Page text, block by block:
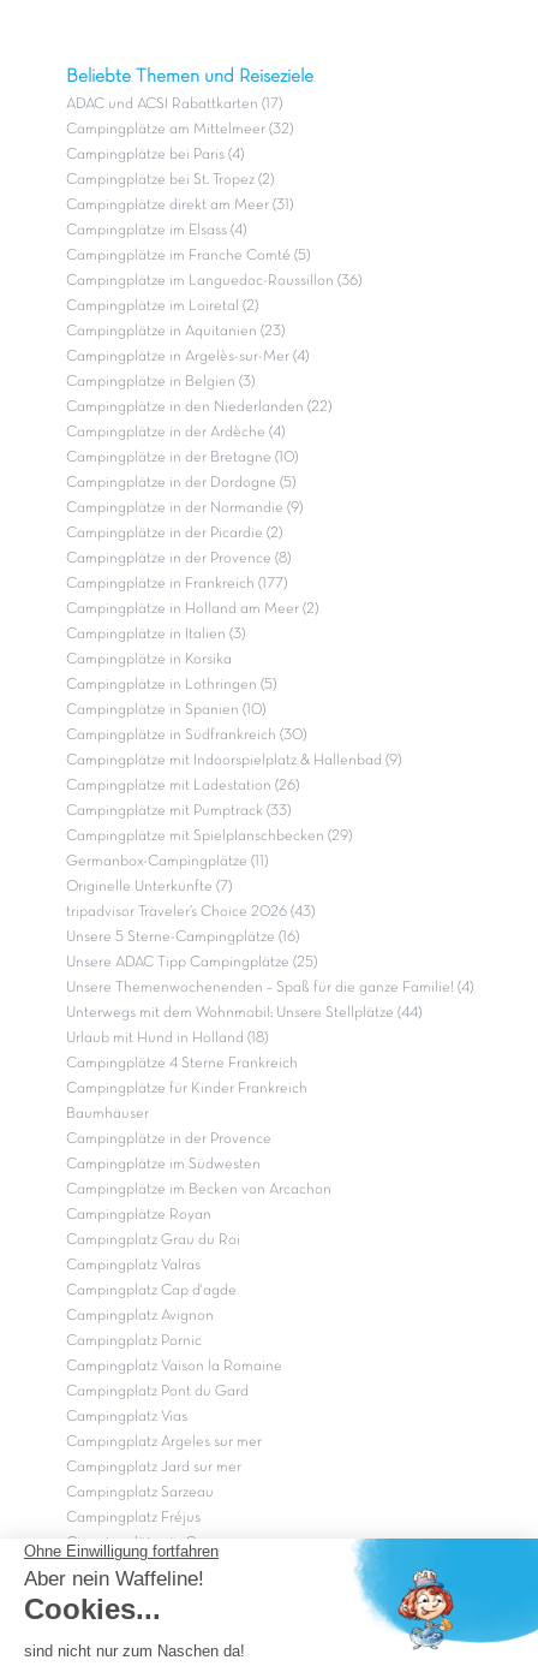
Beliebte Themen und Reiseziele
ADAC und ACSI Rabattkarten (17)
Campingplätze am Mittelmeer (32)
Campingplätze bei Paris (4)
Campingplätze bei St. Tropez (2)
Campingplätze direkt am Meer (31)
Campingplätze im Elsass (4)
Campingplätze im Franche Comté (5)
Campingplätze im Languedoc-Roussillon (36)
Campingplätze im Loiretal (2)
Campingplätze in Aquitanien (23)
Campingplätze in Argelès-sur-Mer (4)
Campingplätze in Belgien (3)
Campingplätze in den Niederlanden (22)
Campingplätze in der Ardèche (4)
Campingplätze in der Bretagne (10)
Campingplätze in der Dordogne (5)
Campingplätze in der Normandie (9)
Campingplätze in der Picardie (2)
Campingplätze in der Provence (8)
Campingplätze in Frankreich (177)
Campingplätze in Holland am Meer (2)
Campingplätze in Italien (3)
Campingplätze in Korsika
Campingplätze in Lothringen (5)
Campingplätze in Spanien (10)
Campingplätze in Südfrankreich (30)
Campingplätze mit Indoorspielplatz & Hallenbad (9)
Campingplätze mit Ladestation (26)
Campingplätze mit Pumptrack (33)
Campingplätze mit Spielplanschbecken (29)
Germanbox-Campingplätze (11)
Originelle Unterkünfte (7)
tripadvisor Traveler’s Choice 2026 (43)
Unsere 5 Sterne-Campingplätze (16)
Unsere ADAC Tipp Campingplätze (25)
Unsere Themenwochenenden – Spaß für die ganze Familie! (4)
Unterwegs mit dem Wohnmobil: Unsere Stellplätze (44)
Urlaub mit Hund in Holland (18)
Campingplätze 4 Sterne Frankreich
Campingplätze für Kinder Frankreich
Baumhäuser
Campingplätze in der Provence
Campingplätze im Südwesten
Campingplätze im Becken von Arcachon
Campingplätze Royan
Campingplatz Grau du Roi
Campingplatz Valras
Campingplatz Cap d'agde
Campingplatz Avignon
Campingplatz Pornic
Campingplatz Vaison la Romaine
Campingplatz Pont du Gard
Campingplatz Vias
Campingplatz Argeles sur mer
Campingplatz Jard sur mer
Campingplatz Sarzeau
Campingplatz Fréjus
Campingplätze in Camargue
Campingplätze in der CÃ©vÃ¨nnes
OK